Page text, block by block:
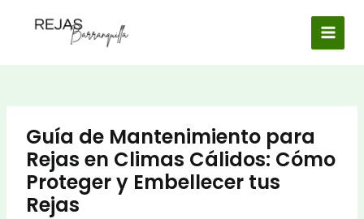
MAIN
Guía de Mantenimiento para
Rejas en Climas Cálidos: Cómo
Proteger y Embellecer tus
Rejas